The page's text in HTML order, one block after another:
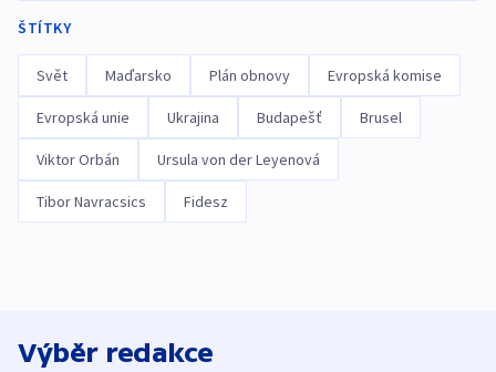
ŠTÍTKY
Svět Maďarsko Plán obnovy Evropská komise
Evropská unie Ukrajina Budapešť Brusel
Viktor Orbán Ursula von der Leyenová
Tibor Navracsics Fidesz
Výběr redakce